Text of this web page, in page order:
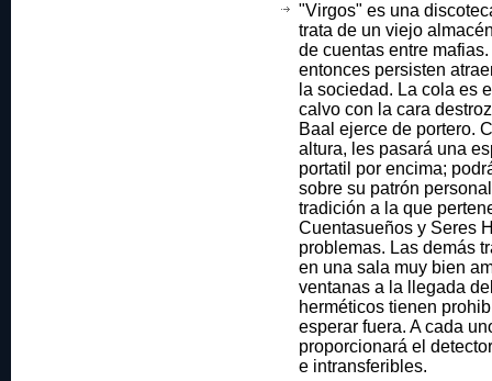
"Virgos" es una
trata de un viejo
de cuentas entre
entonces persisten
la sociedad. La cola es
calvo con la cara
Baal ejerce de portero.
altura, les pasará una
portatil por encima;
sobre su patrón
tradición a la que
Cuentasueños y Seres
problemas. Las demás
en una sala muy bien
ventanas a la llegada
herméticos tienen
esperar fuera. A cada
proporcionará el
e intransferibles.